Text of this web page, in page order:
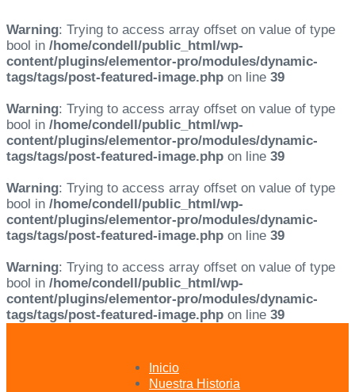
Warning: Trying to access array offset on value of type
bool in /home/condell/public_html/wp-
content/plugins/elementor-pro/modules/dynamic-
tags/tags/post-featured-image.php on line 39
Warning: Trying to access array offset on value of type
bool in /home/condell/public_html/wp-
content/plugins/elementor-pro/modules/dynamic-
tags/tags/post-featured-image.php on line 39
Warning: Trying to access array offset on value of type
bool in /home/condell/public_html/wp-
content/plugins/elementor-pro/modules/dynamic-
tags/tags/post-featured-image.php on line 39
Warning: Trying to access array offset on value of type
bool in /home/condell/public_html/wp-
content/plugins/elementor-pro/modules/dynamic-
tags/tags/post-featured-image.php on line 39
Inicio
Nuestra Historia